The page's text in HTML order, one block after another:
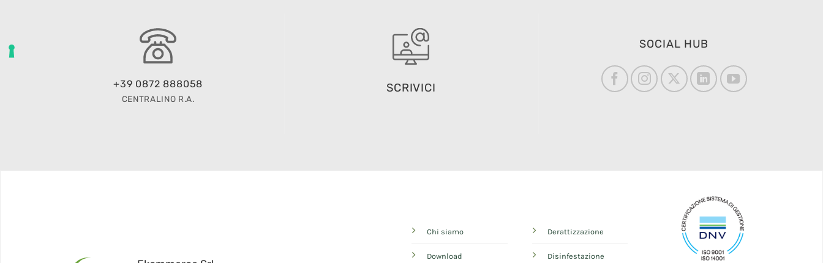
+39 0872 888058
CENTRALINO R.A.
SCRIVICI
SOCIAL HUB
Chi siamo
Download
Derattizzazione
Disinfestazione